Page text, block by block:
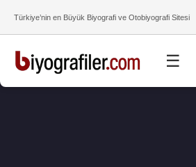
Türkiye’nin en Büyük Biyografi ve Otobiyografi Sitesi
☰